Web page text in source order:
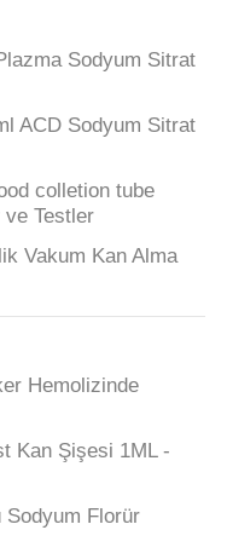
Sodyum Sitrat
ACD Sodyum Sitrat
colletion tube
ve Testler
Vakum Kan Alma
Hemolizinde
Kan Şişesi 1ML -
Sodyum Florür